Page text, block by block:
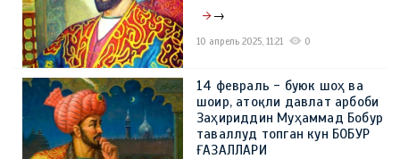
→
10 апрель 2025, 11:21 0
14 февраль - буюк шоҳ ва
шоир, атоқли давлат арбоби
Заҳириддин Муҳаммад Бобур
таваллуд топган кун БОБУР
ҒАЗАЛЛАРИ